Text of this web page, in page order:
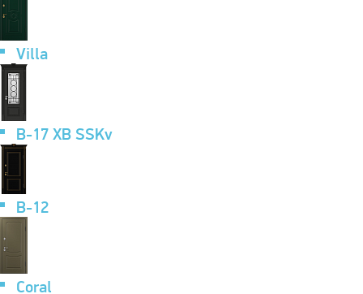
Villa
B-17 XB SSKv
B-12
Coral